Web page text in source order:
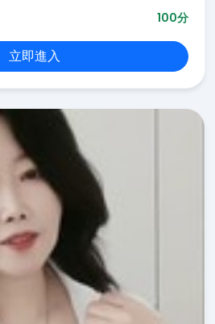
100分
立即進入